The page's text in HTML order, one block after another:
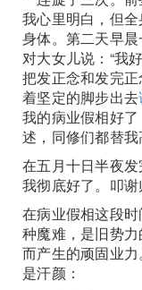
我心里明白，但
身体。第二天早
对大女儿说：“我
把发正念和发完
着坚定的脚步出去
我的病业假相好
述，同修们都替我
在五月十日半夜
我彻底好了。叩谢
在病业假相这段
种魔难，是旧势
而产生的顽固业
是汗颜：